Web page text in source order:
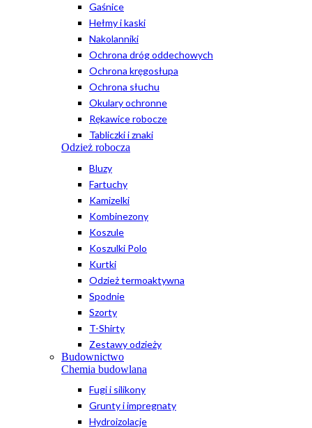
Gaśnice
Hełmy i kaski
Nakolanniki
Ochrona dróg oddechowych
Ochrona kręgosłupa
Ochrona słuchu
Okulary ochronne
Rękawice robocze
Tabliczki i znaki
Odzież robocza
Bluzy
Fartuchy
Kamizelki
Kombinezony
Koszule
Koszulki Polo
Kurtki
Odzież termoaktywna
Spodnie
Szorty
T-Shirty
Zestawy odzieży
Budownictwo
Chemia budowlana
Fugi i silikony
Grunty i impregnaty
Hydroizolacje